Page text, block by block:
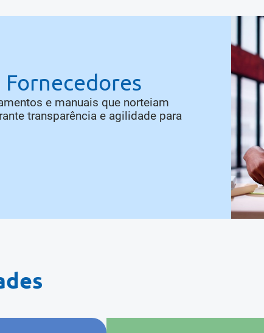
Fornecedores
e manuais que norteiam
transparência e agilidade para